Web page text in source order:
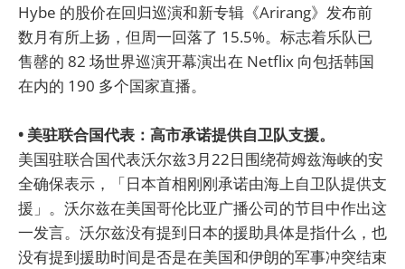
Hybe 的股价在回归巡演和新专辑《Arirang》发布前
数月有所上扬，但周一回落了 15.5%。标志着乐队已
售罄的 82 场世界巡演开幕演出在 Netflix 向包括韩国
在内的 190 多个国家直播。
• 美驻联合国代表：高市承诺提供自卫队支援。
美国驻联合国代表沃尔兹3月22日围绕荷姆兹海峡的安
全确保表示，「日本首相刚刚承诺由海上自卫队提供支
援」。沃尔兹在美国哥伦比亚广播公司的节目中作出这
一发言。沃尔兹没有提到日本的援助具体是指什么，也
没有提到援助时间是否是在美国和伊朗的军事冲突结束